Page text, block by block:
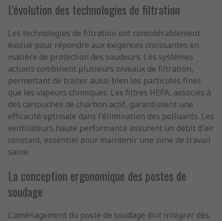
L'évolution des technologies de filtration
Les technologies de filtration ont considérablement
évolué pour répondre aux exigences croissantes en
matière de protection des soudeurs. Les systèmes
actuels combinent plusieurs niveaux de filtration,
permettant de traiter aussi bien les particules fines
que les vapeurs chimiques. Les filtres HEPA, associés à
des cartouches de charbon actif, garantissent une
efficacité optimale dans l'élimination des polluants. Les
ventilateurs haute performance assurent un débit d'air
constant, essentiel pour maintenir une zone de travail
saine.
La conception ergonomique des postes de
soudage
L'aménagement du poste de soudage doit intégrer dès